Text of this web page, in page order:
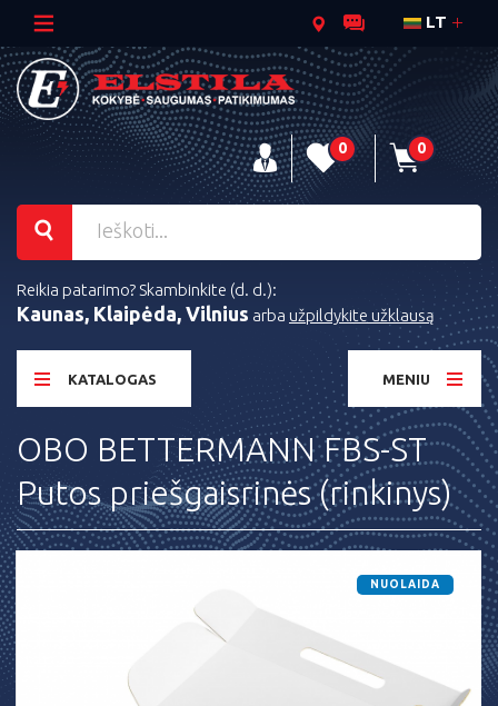
LT
0 0
Reikia patarimo? Skambinkite (d. d.):
Kaunas, Klaipėda, Vilnius arba užpildykite užklausą
KATALOGAS MENIU
OBO BETTERMANN FBS-ST
Putos priešgaisrinės (rinkinys)
NUOLAIDA